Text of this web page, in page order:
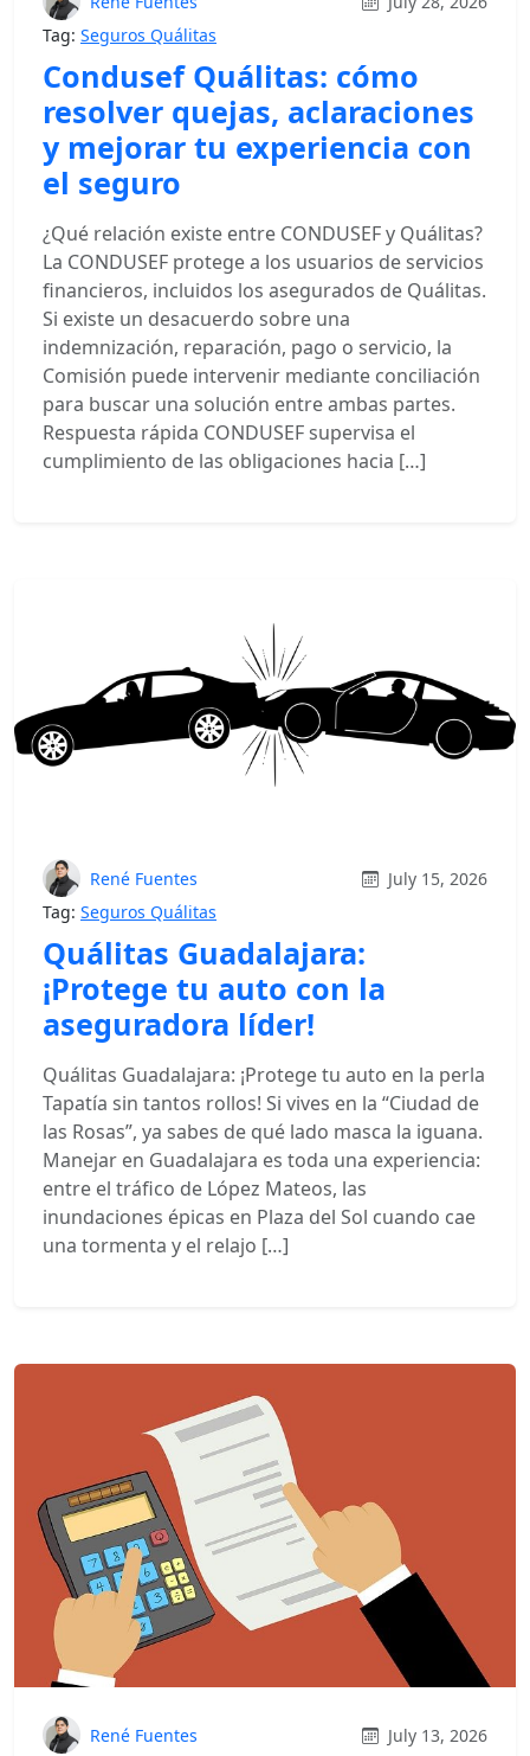
Tag: Seguros Quálitas
Condusef Quálitas: cómo
resolver quejas, aclaraciones
y mejorar tu experiencia con
el seguro
¿Qué relación existe entre CONDUSEF y Quálitas?
La CONDUSEF protege a los usuarios de servicios
financieros, incluidos los asegurados de Quálitas.
Si existe un desacuerdo sobre una
indemnización, reparación, pago o servicio, la
Comisión puede intervenir mediante conciliación
para buscar una solución entre ambas partes.
Respuesta rápida CONDUSEF supervisa el
cumplimiento de las obligaciones hacia […]
René Fuentes
July 15, 2026
Tag: Seguros Quálitas
Quálitas Guadalajara:
¡Protege tu auto con la
aseguradora líder!
Quálitas Guadalajara: ¡Protege tu auto en la perla
Tapatía sin tantos rollos! Si vives en la “Ciudad de
las Rosas”, ya sabes de qué lado masca la iguana.
Manejar en Guadalajara es toda una experiencia:
entre el tráfico de López Mateos, las
inundaciones épicas en Plaza del Sol cuando cae
una tormenta y el relajo […]
René Fuentes
July 13, 2026